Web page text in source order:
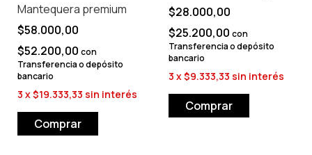
Mantequera premium
$58.000,00
$52.200,00 con
Transferencia o depósito
bancario
3 x$19.333,33 sin interés
Comprar
$28.000,00
$25.200,00 con
Transferencia o depósito
bancario
3 x$9.333,33 sin interés